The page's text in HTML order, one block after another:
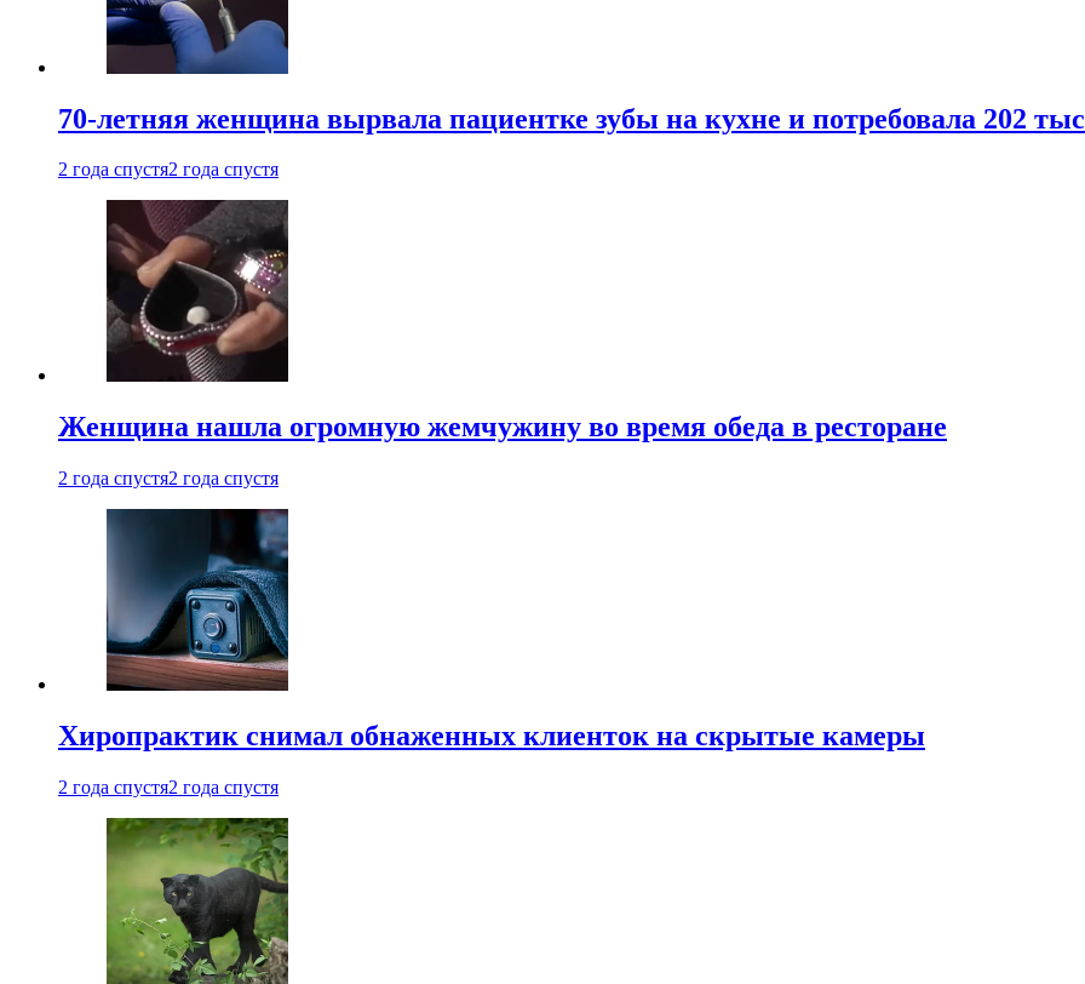
70-летняя женщина вырвала пациентке зубы на кухне и потребовала 202
2 года спустя2 года спустя
Женщина нашла огромную жемчужину во время обеда в ресторане
2 года спустя2 года спустя
Хиропрактик снимал обнаженных клиенток на скрытые камеры
2 года спустя2 года спустя